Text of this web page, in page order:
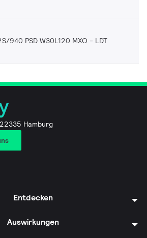
940 PSD W30L120 MXO LDT
Hamburg
Entdecken
Auswirkungen